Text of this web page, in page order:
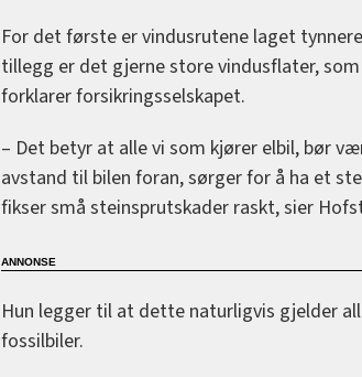
For det første er vindusrutene laget
tillegg er det gjerne store vindusflater,
forklarer forsikringsselskapet.
– Det betyr at alle vi som kjører elbil, bør
avstand til bilen foran, sørger for å ha et
fikser små steinsprutskader raskt, sier
Hun legger til at dette naturligvis gjelder
fossilbiler.